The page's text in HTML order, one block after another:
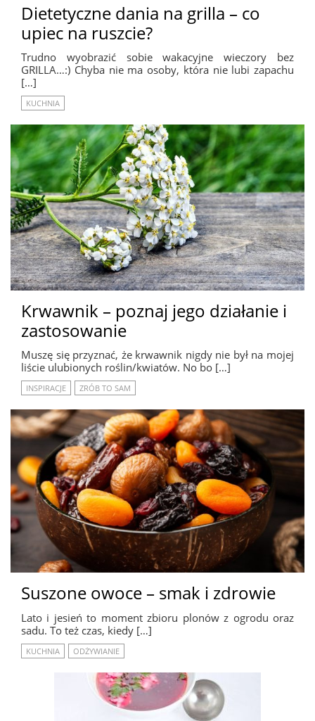
Dietetyczne dania na grilla – co
upiec na ruszcie?
Trudno wyobrazić sobie wakacyjne wieczory bez
GRILLA…:) Chyba nie ma osoby, która nie lubi zapachu
[…]
KUCHNIA
Krwawnik – poznaj jego działanie i
zastosowanie
Muszę się przyznać, że krwawnik nigdy nie był na mojej
liście ulubionych roślin/kwiatów. No bo […]
INSPIRACJE ZRÓB TO SAM
Suszone owoce – smak i zdrowie
Lato i jesień to moment zbioru plonów z ogrodu oraz
sadu. To też czas, kiedy […]
KUCHNIA ODŻYWIANIE